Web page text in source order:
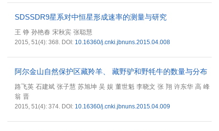
SDSSDR9星系对中恒星形成速率的测量与研究
王 铮 孙艳春 宋秋宾 张聪慧
2015, 51(4): 368. DOI: 10.16360/j.cnki.jbnuns.2015.04.008
阿尔金山自然保护区藏羚羊、 藏野驴和野牦牛的数量与分布
路飞英 石建斌 张子慧 苏旭坤 吴 娱 董世魁 李晓文 张 翔 许东华 高 峰
翁 晋
2015, 51(4): 374. DOI: 10.16360/j.cnki.jbnuns.2015.04.009